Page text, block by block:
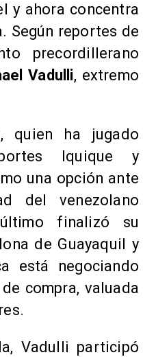
y ahora concentra
Según reportes de
precordillerano
Vadulli, extremo
quien ha jugado
Iquique y
una opción ante
del venezolano
finalizó su
de Guayaquil y
está negociando
compra, valuada
Vadulli participó